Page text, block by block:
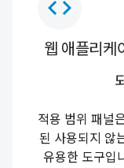
code
웹 애플리케
적용 범위 패널
된 사용되지 않
유용한 도구입